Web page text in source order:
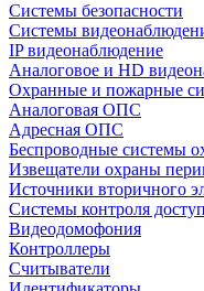
Системы безопасности
Системы
IP видеонаблюдение
Аналоговое и HD
Охранные и пожарные
Аналоговая ОПС
Адресная ОПС
Беспроводные системы
Извещатели охраны
Источники вторичного
Системы контроля
Видеодомофония
Контроллеры
Считыватели